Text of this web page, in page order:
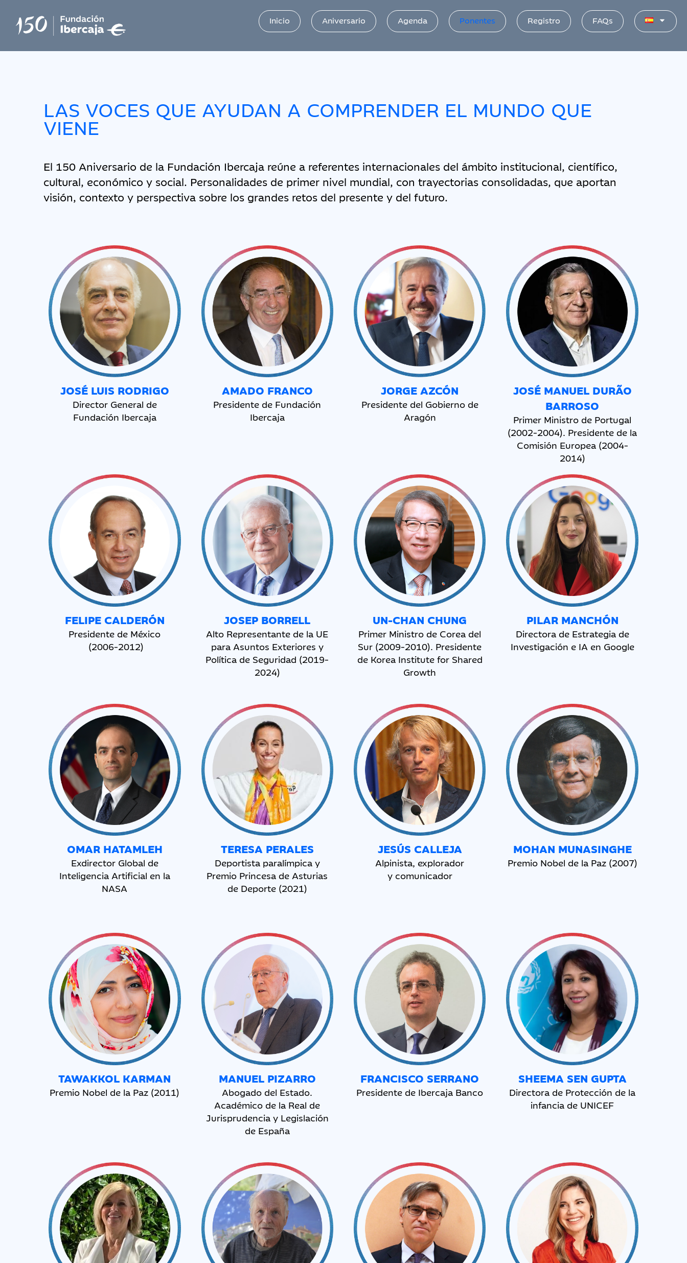
Inicio Aniversario Agenda Ponentes Registro FAQs
LAS VOCES QUE AYUDAN A COMPRENDER EL MUNDO QUE
VIENE
El 150 Aniversario de la Fundación Ibercaja reúne a referentes internacionales del ámbito institucional, científico,
cultural, económico y social. Personalidades de primer nivel mundial, con trayectorias consolidadas, que aportan
visión, contexto y perspectiva sobre los grandes retos del presente y del futuro.
JOSÉ LUIS RODRIGO
Director General de
Fundación Ibercaja
AMADO FRANCO
Presidente de Fundación
Ibercaja
JORGE AZCÓN
Presidente del Gobierno de
Aragón
JOSÉ MANUEL DURÃO
BARROSO
Primer Ministro de Portugal
(2002-2004). Presidente de la
Comisión Europea (2004-
2014)
FELIPE CALDERÓN
Presidente de México
(2006-2012)
JOSEP BORRELL
Alto Representante de la UE
para Asuntos Exteriores y
Política de Seguridad (2019-
2024)
UN-CHAN CHUNG
Primer Ministro de Corea del
Sur (2009-2010). Presidente
de Korea Institute for Shared
Growth
PILAR MANCHÓN
Directora de Estrategia de
Investigación e IA en Google
OMAR HATAMLEH
Exdirector Global de
Inteligencia Artificial en la
NASA
TERESA PERALES
Deportista paralímpica y
Premio Princesa de Asturias
de Deporte (2021)
JESÚS CALLEJA
Alpinista, explorador
y comunicador
MOHAN MUNASINGHE
Premio Nobel de la Paz (2007)
TAWAKKOL KARMAN
Premio Nobel de la Paz (2011)
MANUEL PIZARRO
Abogado del Estado.
Académico de la Real de
Jurisprudencia y Legislación
de España
FRANCISCO SERRANO
Presidente de Ibercaja Banco
SHEEMA SEN GUPTA
Directora de Protección de la
infancia de UNICEF